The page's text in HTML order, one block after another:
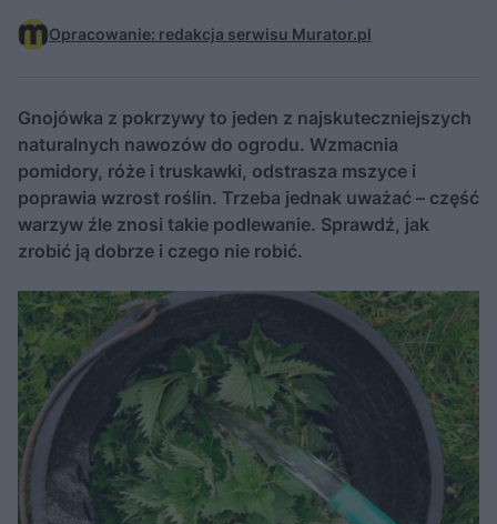
Opracowanie: redakcja serwisu Murator.pl
Gnojówka z pokrzywy to jeden z najskuteczniejszych
naturalnych nawozów do ogrodu. Wzmacnia
pomidory, róże i truskawki, odstrasza mszyce i
poprawia wzrost roślin. Trzeba jednak uważać – część
warzyw źle znosi takie podlewanie. Sprawdź, jak
zrobić ją dobrze i czego nie robić.